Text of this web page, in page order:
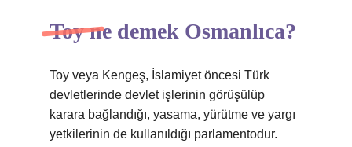
Toy ne demek Osmanlıca?
Toy veya Kengeş, İslamiyet öncesi Türk
devletlerinde devlet işlerinin görüşülüp
karara bağlandığı, yasama, yürütme ve yargı
yetkilerinin de kullanıldığı parlamentodur.